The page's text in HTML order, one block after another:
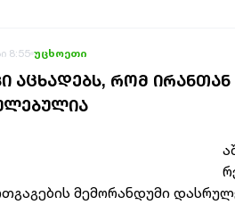
8:55 უცხოეთი
ᲐᲪᲮᲐᲓᲔᲑᲡ, ᲠᲝᲛ
მემორანდუმი